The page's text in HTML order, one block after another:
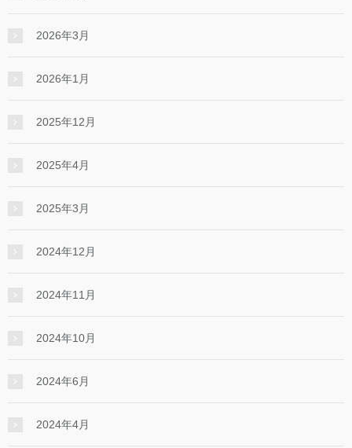
2026年3月
2026年1月
2025年12月
2025年4月
2025年3月
2024年12月
2024年11月
2024年10月
2024年6月
2024年4月